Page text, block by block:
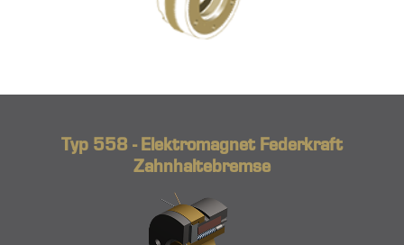
Typ 558 - Elektromagnet Federkraft
Zahnhaltebremse